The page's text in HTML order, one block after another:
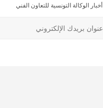
الوكالة التونسية للتعاون الفني